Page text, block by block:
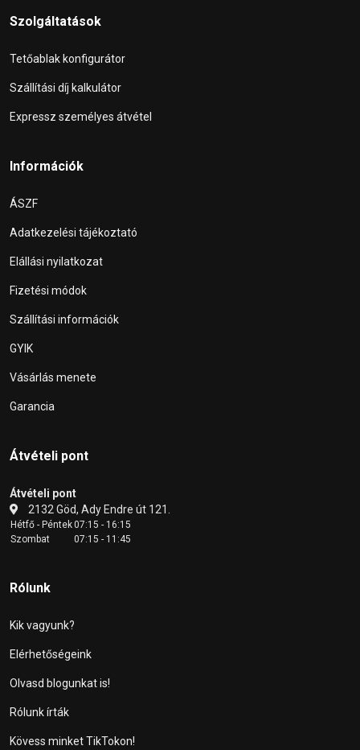
Szolgáltatások
Tetőablak konfigurátor
Szállítási díj kalkulátor
Expressz személyes átvétel
Információk
ÁSZF
Adatkezelési tájékoztató
Elállási nyilatkozat
Fizetési módok
Szállítási információk
GYIK
Vásárlás menete
Garancia
Átvételi pont
Átvételi pont
2132 Göd, Ady Endre út 121.
Hétfő - Péntek07:15 - 16:15
Szombat
07:15 - 11:45
Rólunk
Kik vagyunk?
Elérhetőségeink
Olvasd blogunkat is!
Rólunk írták
Kövess minket TikTokon!